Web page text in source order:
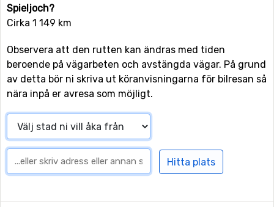
Spieljoch?
Cirka 1 149 km
Observera att den rutten kan ändras med tiden
beroende på vägarbeten och avstängda vägar. På grund
av detta bör ni skriva ut köranvisningarna för bilresan så
nära inpå er avresa som möjligt.